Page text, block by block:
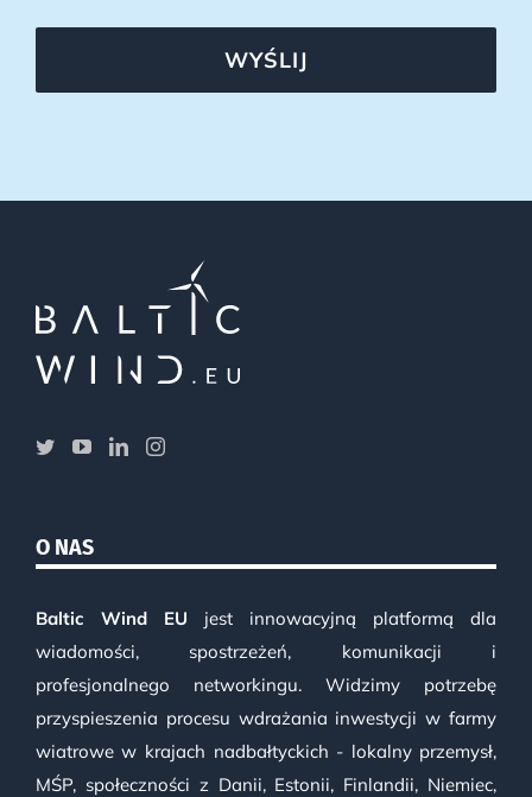
WYŚLIJ
O NAS
Baltic Wind EU jest innowacyjną platformą dla
wiadomości, spostrzeżeń, komunikacji i
profesjonalnego networkingu. Widzimy potrzebę
przyspieszenia procesu wdrażania inwestycji w farmy
wiatrowe w krajach nadbałtyckich - lokalny przemysł,
MŚP, społeczności z Danii, Estonii, Finlandii, Niemiec,